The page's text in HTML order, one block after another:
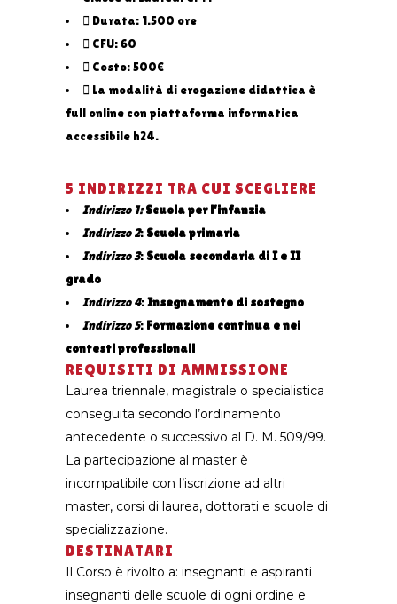
Durata: 1.500 ore
CFU: 60
Costo: 500€
La modalità di erogazione didattica è
full online con piattaforma informatica
accessibile h24.
5 INDIRIZZI TRA CUI SCEGLIERE
Indirizzo 1: Scuola per l’infanzia
Indirizzo 2: Scuola primaria
Indirizzo 3: Scuola secondaria di I e II
grado
Indirizzo 4:Insegnamento di sostegno
Indirizzo 5: Formazione continua e nei
contesti professionali
REQUISITI DI AMMISSIONE
Laurea triennale, magistrale o specialistica
conseguita secondo l’ordinamento
antecedente o successivo al D. M. 509/99.
La partecipazione al master è
incompatibile con l’iscrizione ad altri
master, corsi di laurea, dottorati e scuole di
specializzazione.
DESTINATARI
Il Corso è rivolto a: insegnanti e aspiranti
insegnanti delle scuole di ogni ordine e